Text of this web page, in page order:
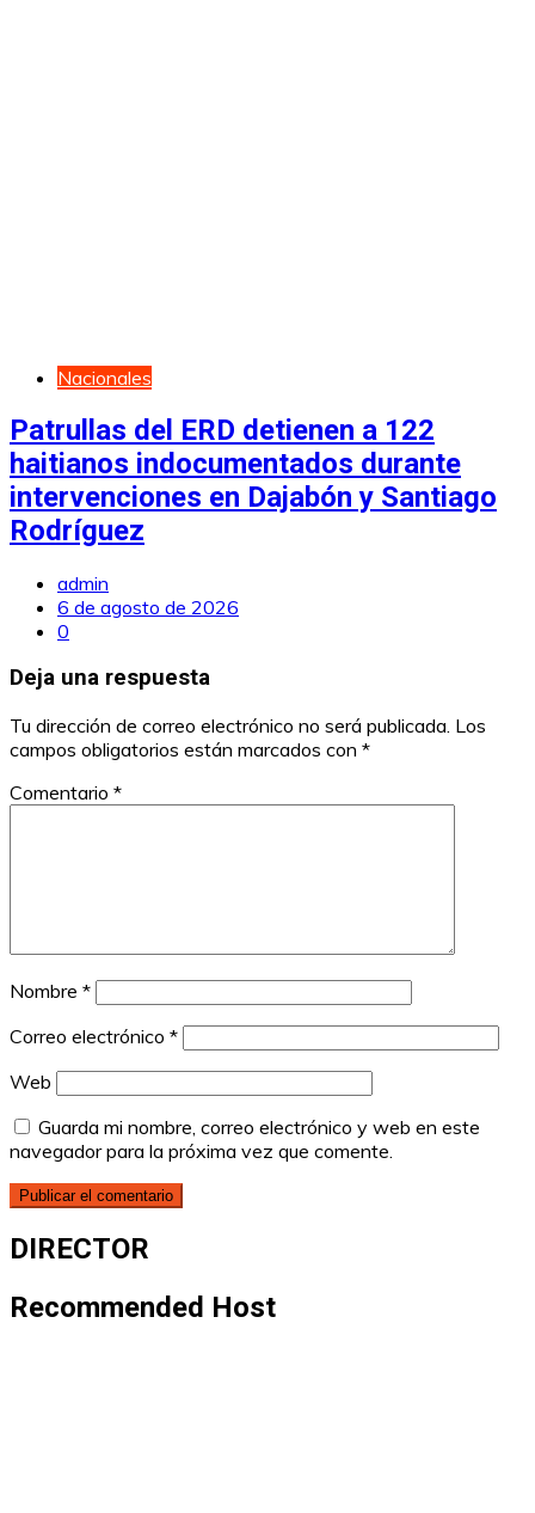
Nacionales
Patrullas del ERD detienen a 122
haitianos indocumentados durante
intervenciones en Dajabón y Santiago
Rodríguez
admin
6 de agosto de 2026
0
Deja una respuesta
Tu dirección de correo electrónico no será publicada. Los
campos obligatorios están marcados con *
Comentario *
Nombre *
Correo electrónico *
Web
Guarda mi nombre, correo electrónico y web en este
navegador para la próxima vez que comente.
DIRECTOR
Recommended Host